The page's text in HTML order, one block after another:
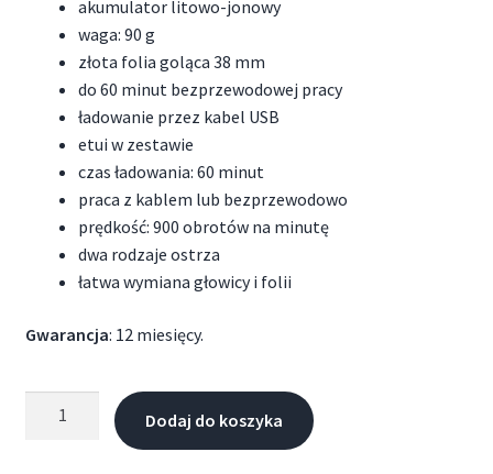
akumulator litowo-jonowy
waga: 90 g
złota folia goląca 38 mm
do 60 minut bezprzewodowej pracy
ładowanie przez kabel USB
etui w zestawie
czas ładowania: 60 minut
praca z kablem lub bezprzewodowo
prędkość: 900 obrotów na minutę
dwa rodzaje ostrza
łatwa wymiana głowicy i folii
Gwarancja: 12 miesięcy.
Dodaj do koszyka